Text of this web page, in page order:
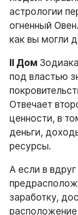
астрологии
огненный
как вы могли
II Дом
под властью
Отвечает
ценности, в
деньги,
ресурсы.
А если в
заработку,